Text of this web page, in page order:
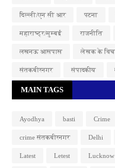
दिल्ली/एन सी आर पटना
महाराष्ट्र/मुम्बई राजनीति
लखनऊ आसपास लेखक के
संतकबीरनगर संपादकीय
MAIN TAGS
Ayodhya basti Crime
crime संतकबीरनगर Delhi
Latest Letest Lucknow